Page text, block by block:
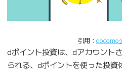
引用： docomo
dポイント投資は、dアカウント
られる、dポイントを使った投資